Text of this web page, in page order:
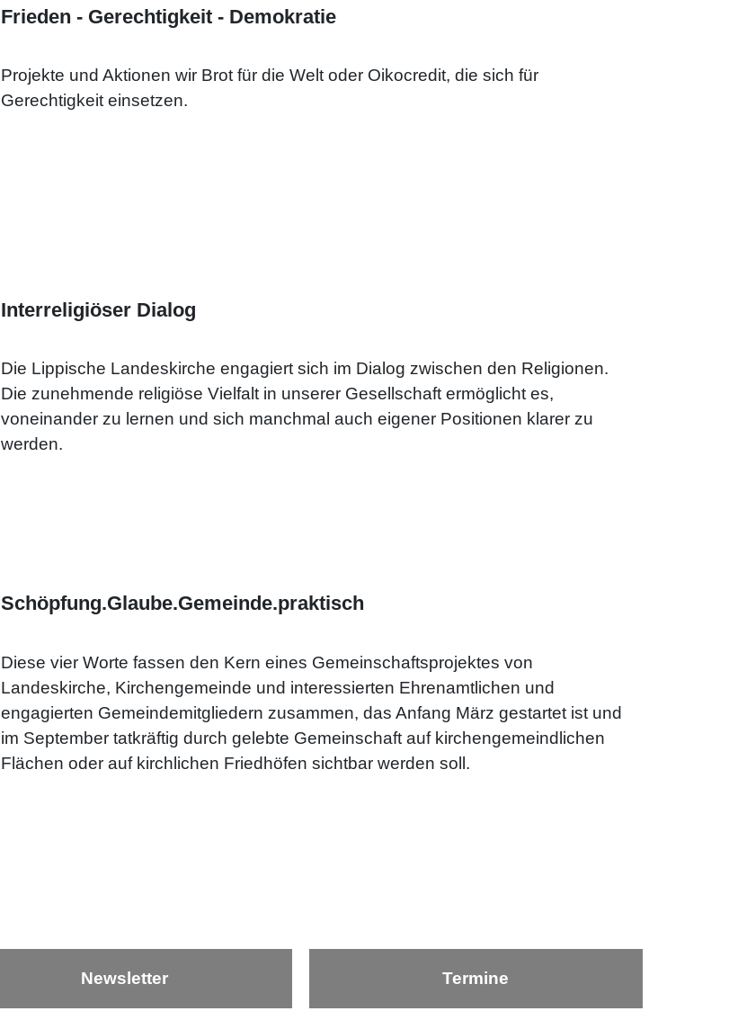
Frieden - Gerechtigkeit - Demokratie
Projekte und Aktionen wir Brot für die Welt oder Oikocredit, die sich für
Gerechtigkeit einsetzen.
Interreligiöser Dialog
Die Lippische Landeskirche engagiert sich im Dialog zwischen den Religionen.
Die zunehmende religiöse Vielfalt in unserer Gesellschaft ermöglicht es,
voneinander zu lernen und sich manchmal auch eigener Positionen klarer zu
werden.
Schöpfung.Glaube.Gemeinde.praktisch
Diese vier Worte fassen den Kern eines Gemeinschaftsprojektes von
Landeskirche, Kirchengemeinde und interessierten Ehrenamtlichen und
engagierten Gemeindemitgliedern zusammen, das Anfang März gestartet ist und
im September tatkräftig durch gelebte Gemeinschaft auf kirchengemeindlichen
Flächen oder auf kirchlichen Friedhöfen sichtbar werden soll.
Newsletter Termine